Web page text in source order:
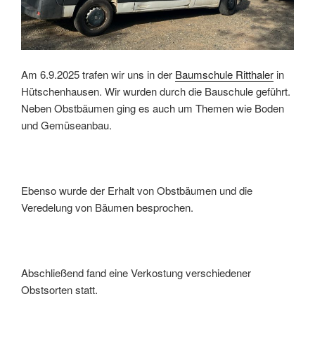
Am 6.9.2025 trafen wir uns in der Baumschule Ritthaler in
Hütschenhausen. Wir wurden durch die Bauschule geführt.
Neben Obstbäumen ging es auch um Themen wie Boden
und Gemüseanbau.
Ebenso wurde der Erhalt von Obstbäumen und die
Veredelung von Bäumen besprochen.
Abschließend fand eine Verkostung verschiedener
Obstsorten statt.